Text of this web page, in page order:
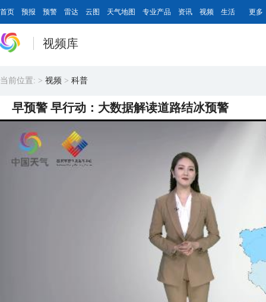
首页 预报 预警 雷达 云图 天气地图 专业产品 资讯 视频 生活 更多
视频库
当前位置: > 视频 > 科普
早预警 早行动：大数据解读道路结冰预警